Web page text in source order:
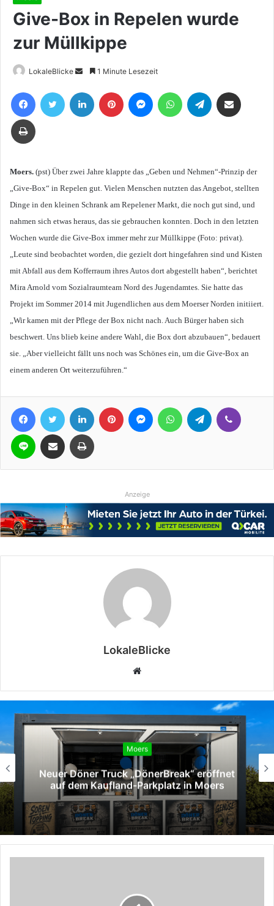
Give-Box in Repelen wurde
zur Müllkippe
LokaleBlicke
Sende
eine
E-
1 Minute Lesezeit
FacebookTwitter LinkedIn Pinterest MessengerWhatsAppTelegram
Drucken
Moers. (pst) Über zwei Jahre klappte das „Geben und Nehmen“-Prinzip der
„Give-Box“ in Repelen gut. Vielen Menschen nutzten das Angebot, stellten
Dinge in den kleinen Schrank am Repelener Markt, die noch gut sind, und
nahmen sich etwas heraus, das sie gebrauchen konnten. Doch in den letzten
Wochen wurde die Give-Box immer mehr zur Müllkippe (Foto: privat).
„Leute sind beobachtet worden, die gezielt dort hingefahren sind und Kisten
mit Abfall aus dem Kofferraum ihres Autos dort abgestellt haben“, berichtet
Mira Arnold vom Sozialraumteam Nord des Jugendamtes. Sie hatte das
Projekt im Sommer 2014 mit Jugendlichen aus dem Moerser Norden initiiert.
„Wir kamen mit der Pflege der Box nicht nach. Auch Bürger haben sich
beschwert. Uns blieb keine andere Wahl, die Box dort abzubauen“, bedauert
sie. „Aber vielleicht fällt uns noch was Schönes ein, um die Give-Box an
einem anderen Ort weiterzuführen.“
FacebookTwitter LinkedIn Pinterest MessengerWhatsAppTelegram
Line Teile per E-Mail Drucken
Anzeige
LokaleBlicke
Webseite
Moers
Neuer Döner Truck „DönerBreak“ eröffnet
auf dem Kaufland-Parkplatz in Moers